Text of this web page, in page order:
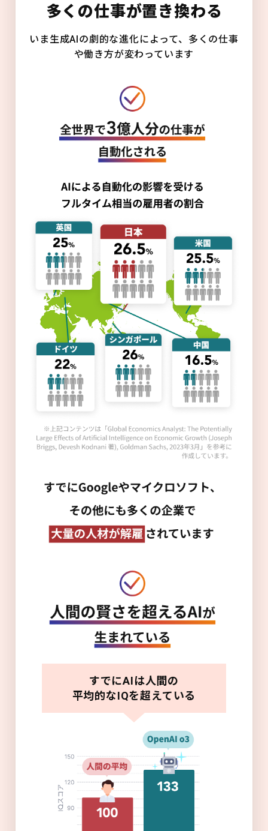
多くの仕事が置き換わる
いま生成AIの劇的な進化によって、多くの仕事
や働き方が変わっています
すでにAIは人間の
平均的なIQを超えている